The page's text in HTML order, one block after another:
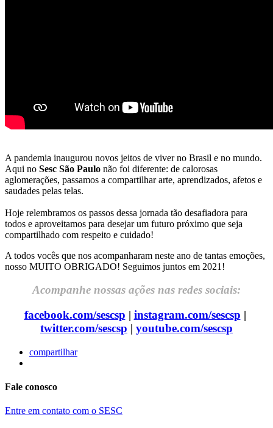
A pandemia inaugurou novos jeitos de viver no Brasil e no mundo.
Aqui no Sesc São Paulo não foi diferente: de calorosas
aglomerações, passamos a compartilhar arte, aprendizados, afetos e
saudades pelas telas.
Hoje relembramos os passos dessa jornada tão desafiadora para
todos e aproveitamos para desejar um futuro próximo que seja
compartilhado com respeito e cuidado!
A todos vocês que nos acompanharam neste ano de tantas emoções,
nosso MUITO OBRIGADO! Seguimos juntos em 2021!
Acompanhe nossas ações nas redes sociais:
facebook.com/sescsp | instagram.com/sescsp |
twitter.com/sescsp | youtube.com/sescsp
compartilhar
Fale conosco
Entre em contato com o SESC